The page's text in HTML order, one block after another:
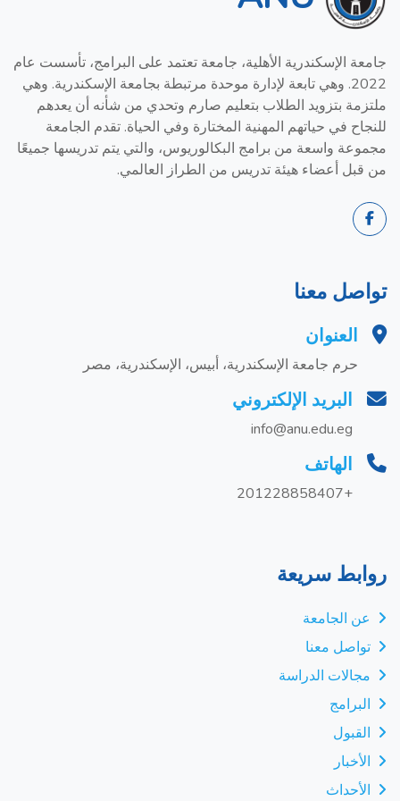
جامعة الإسكندرية الأهلية، جامعة تعتمد على البرامج، تأسست عام
2022. وهي تابعة لإدارة موحدة مرتبطة بجامعة الإسكندرية. وهي
ملتزمة بتزويد الطلاب بتعليم صارم وتحدي من شأنه أن يعدهم
للنجاح في حياتهم المهنية المختارة وفي الحياة. تقدم الجامعة
مجموعة واسعة من برامج البكالوريوس، والتي يتم تدريسها جميعًا
من قبل أعضاء هيئة تدريس من الطراز العالمي.
تواصل معنا
العنوان
حرم جامعة الإسكندرية، أبيس، الإسكندرية، مصر
البريد الإلكتروني
info@anu.edu.eg
الهاتف
+201228858407
روابط سريعة
عن الجامعة
تواصل معنا
مجالات الدراسة
البرامج
القبول
الأخبار
الأحداث